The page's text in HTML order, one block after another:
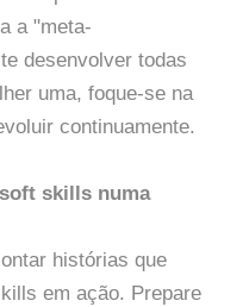
a "meta-
desenvolver todas
uma, foque-se na
continuamente.
skills numa
histórias que
em ação. Prepare